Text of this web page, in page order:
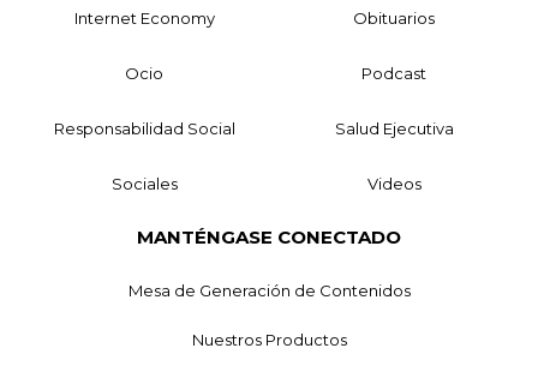
Internet Economy Obituarios
Ocio Podcast
Responsabilidad Social Salud Ejecutiva
Sociales Videos
MANTÉNGASE CONECTADO
Mesa de Generación de Contenidos
Nuestros Productos